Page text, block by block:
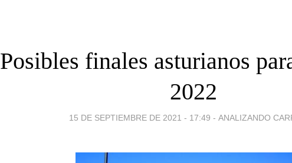
Posibles finales asturianos
2022
15 DE SEPTIEMBRE DE 2021 - 17:49 - ANALIZANDO